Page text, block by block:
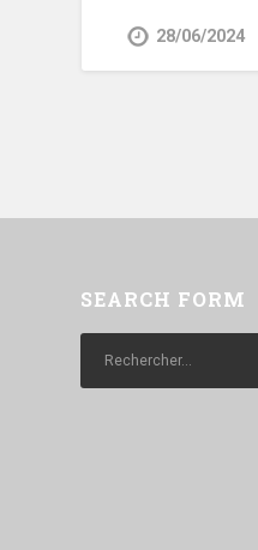
28/06/2024
SEARCH FORM